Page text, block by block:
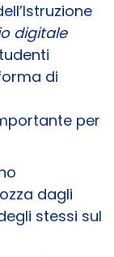
digitale
di
per
dagli
stessi sul